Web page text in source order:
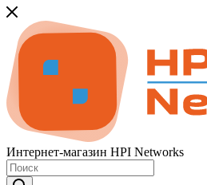
Интернет-магазин HPI Networks